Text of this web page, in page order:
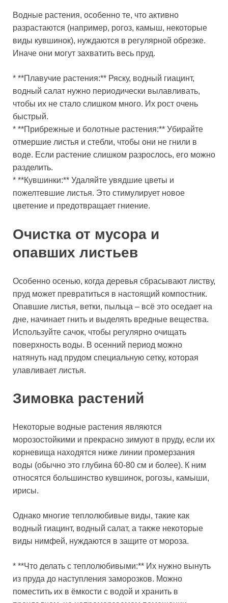
Водные растения, особенно те, что активно
разрастаются (например, рогоз, камыш, некоторые
виды кувшинок), нуждаются в регулярной обрезке.
Иначе они могут захватить весь пруд.
* **Плавучие растения:** Ряску, водный гиацинт,
водный салат нужно периодически вылавливать,
чтобы их не стало слишком много. Их рост очень
быстрый.
* **Прибрежные и болотные растения:** Убирайте
отмершие листья и стебли, чтобы они не гнили в
воде. Если растение слишком разрослось, его можно
разделить.
* **Кувшинки:** Удаляйте увядшие цветы и
пожелтевшие листья. Это стимулирует новое
цветение и предотвращает гниение.
Очистка от мусора и
опавших листьев
Особенно осенью, когда деревья сбрасывают листву,
пруд может превратиться в настоящий компостник.
Опавшие листья, ветки, пыльца – всё это оседает на
дне, начинает гнить и выделять вредные вещества.
Используйте сачок, чтобы регулярно очищать
поверхность воды. В осенний период можно
натянуть над прудом специальную сетку, которая
улавливает листья.
Зимовка растений
Некоторые водные растения являются
морозостойкими и прекрасно зимуют в пруду, если их
корневища находятся ниже линии промерзания
воды (обычно это глубина 60-80 см и более). К ним
относятся большинство кувшинок, рогозы, камыши,
ирисы.
Однако многие теплолюбивые виды, такие как
водный гиацинт, водный салат, а также некоторые
виды нимфей, нуждаются в защите от мороза.
* **Что делать с теплолюбивыми:** Их нужно вынуть
из пруда до наступления заморозков. Можно
поместить их в ёмкости с водой и хранить в